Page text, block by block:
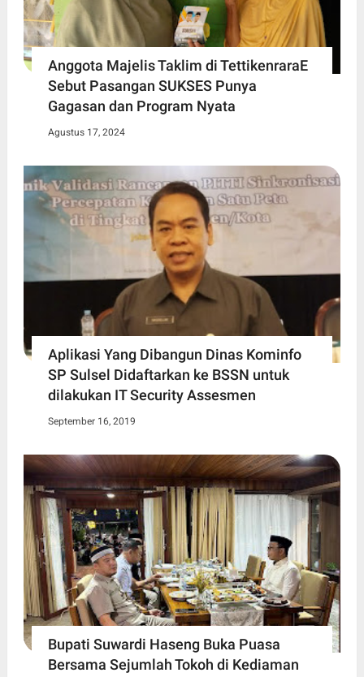
Anggota Majelis Taklim di TettikenraraE
Sebut Pasangan SUKSES Punya
Gagasan dan Program Nyata
Agustus 17, 2024
Aplikasi Yang Dibangun Dinas Kominfo
SP Sulsel Didaftarkan ke BSSN untuk
dilakukan IT Security Assesmen
September 16, 2019
Bupati Suwardi Haseng Buka Puasa
Bersama Sejumlah Tokoh di Kediaman